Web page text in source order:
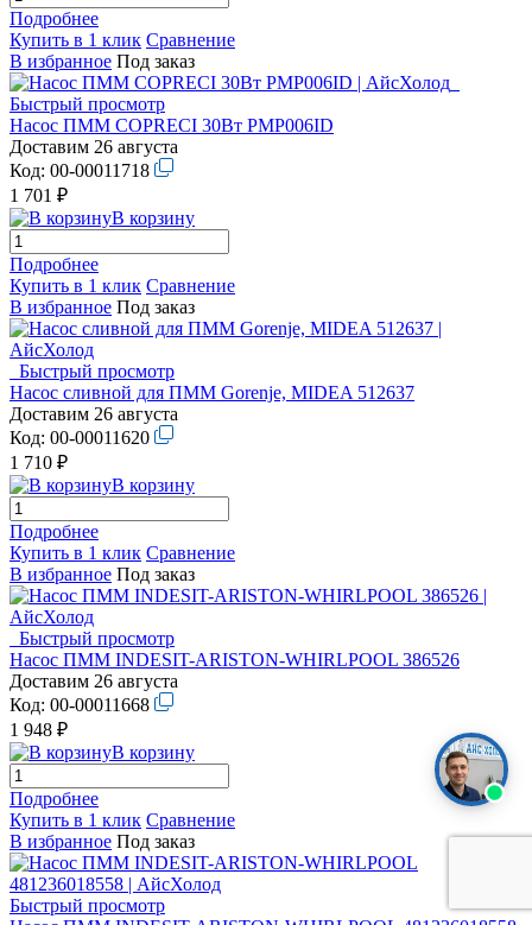
Подробнее
Купить в 1 клик Сравнение
В избранное Под заказ
Быстрый просмотр
Насос ПММ COPRECI 30Вт PMP006ID
Доставим 26 августа
Код: 00-00011718
1 701 ₽
В корзину
Подробнее
Купить в 1 клик Сравнение
В избранное Под заказ
Быстрый просмотр
Насос сливной для ПММ Gorenje, MIDEA 512637
Доставим 26 августа
Код: 00-00011620
1 710 ₽
В корзину
Подробнее
Купить в 1 клик Сравнение
В избранное Под заказ
Быстрый просмотр
Насос ПММ INDESIT-ARISTON-WHIRLPOOL 386526
Доставим 26 августа
Код: 00-00011668
1 948 ₽
В корзину
Подробнее
Купить в 1 клик Сравнение
В избранное Под заказ
Быстрый просмотр